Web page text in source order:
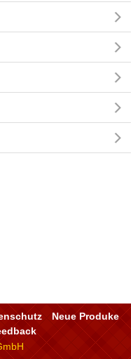
Neue Produke